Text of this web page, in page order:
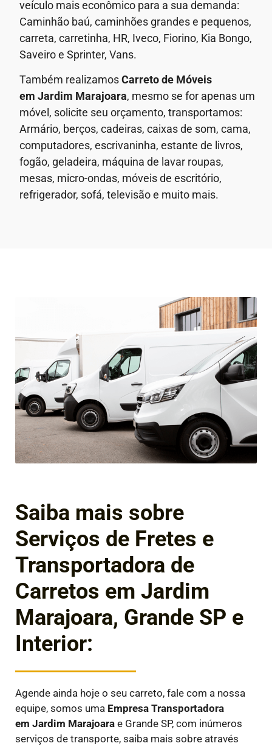
veículo mais econômico para a sua demanda:
Caminhão baú, caminhões grandes e pequenos,
carreta, carretinha, HR, Iveco, Fiorino, Kia Bongo,
Saveiro e Sprinter, Vans.
Também realizamosCarreto de Móveis
em Jardim Marajoara, mesmo se for apenas um
móvel, solicite seu orçamento, transportamos:
Armário, berços, cadeiras, caixas de som, cama,
computadores, escrivaninha, estante de livros,
fogão, geladeira, máquina de lavar roupas,
mesas, micro-ondas, móveis de escritório,
refrigerador, sofá, televisão e muito mais.
Saiba mais sobre
Serviços de Fretes e
Transportadora de
Carretos em Jardim
Marajoara, Grande SP e
Interior:
Agende ainda hoje o seu carreto, fale com a nossa
equipe, somos uma Empresa Transportadora
em Jardim Marajoara e Grande SP, com inúmeros
serviços de transporte, saiba mais sobre através